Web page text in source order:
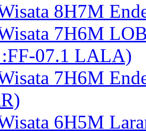
8H7M
7H6M
:FF-07.1 LALA)
7H6M
6H5M